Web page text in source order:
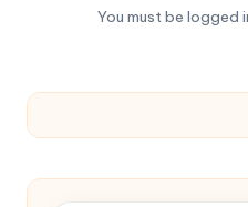
You must be logged